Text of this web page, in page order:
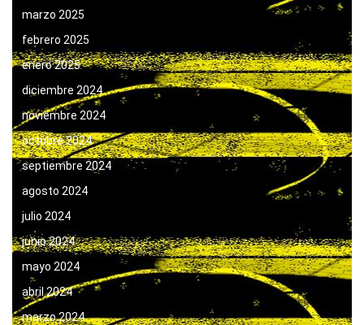
marzo 2025
febrero 2025
enero 2025
diciembre 2024
noviembre 2024
octubre 2024
septiembre 2024
agosto 2024
julio 2024
junio 2024
mayo 2024
abril 2024
marzo 2024